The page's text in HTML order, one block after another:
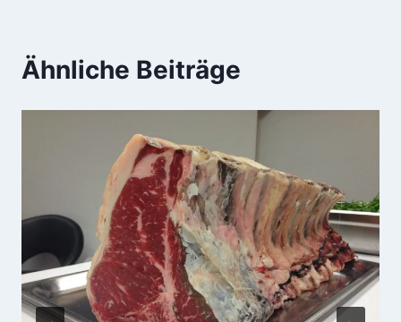
Ähnliche Beiträge